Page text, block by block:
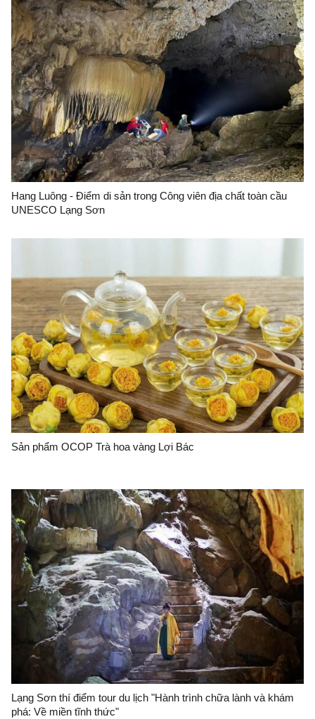
Hang Luông - Điểm di sản trong Công viên địa chất toàn cầu
UNESCO Lạng Sơn
Sản phẩm OCOP Trà hoa vàng Lợi Bác
Lạng Sơn thí điểm tour du lịch "Hành trình chữa lành và khám
phá: Về miền tĩnh thức"